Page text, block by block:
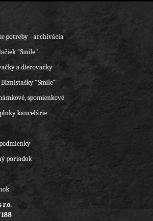
potreby - archivácia
"Smile"
a dierovačky
"Smile"
spomienkové
kancelárie
poriadok
r.o.